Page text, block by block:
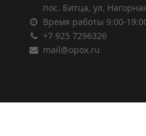
пос. Битца, ул.
Время работы 9:00-
+7 925 7296326
mail@opox.ru